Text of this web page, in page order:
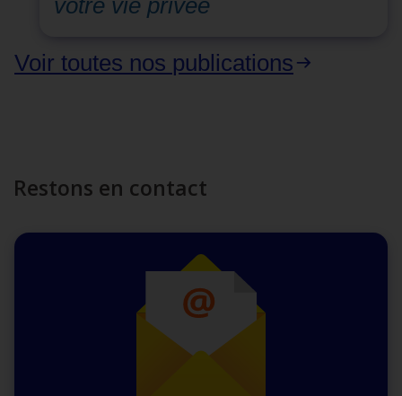
votre vie privée
Voir toutes nos publications
Restons en contact